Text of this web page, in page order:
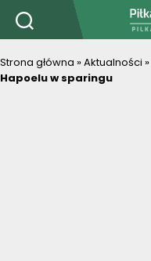
Strona główna »Aktualności »
Hapoelu w sparingu